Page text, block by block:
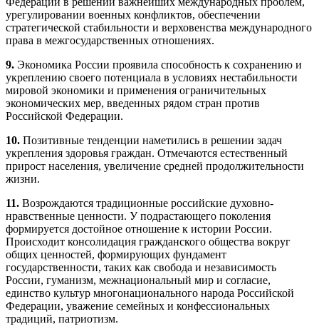
урегулировании военных конфликтов, обеспечении
стратегической стабильности и верховенства международного
права в межгосударственных отношениях.
9. Экономика России проявила способность к сохранению и
укреплению своего потенциала в условиях нестабильности
мировой экономики и применения ограничительных
экономических мер, введенных рядом стран против
Российской Федерации.
10. Позитивные тенденции наметились в решении задач
укрепления здоровья граждан. Отмечаются естественный
прирост населения, увеличение средней продолжительности
жизни.
11. Возрождаются традиционные российские духовно-
нравственные ценности. У подрастающего поколения
формируется достойное отношение к истории России.
Происходит консолидация гражданского общества вокруг
общих ценностей, формирующих фундамент
государственности, таких как свобода и независимость
России, гуманизм, межнациональный мир и согласие,
единство культур многонационального народа Российской
Федерации, уважение семейных и конфессиональных
традиций, патриотизм.